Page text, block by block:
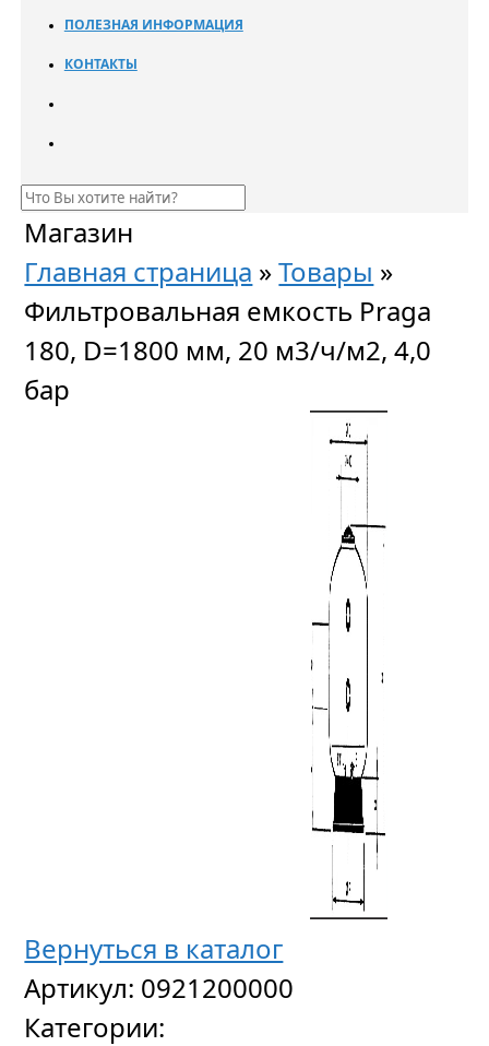
ПОЛЕЗНАЯ ИНФОРМАЦИЯ
КОНТАКТЫ
Магазин
Главная страница »Товары »
Фильтровальная емкость Praga
180, D=1800 мм, 20 м3/ч/м2, 4,0
бар
Вернуться в каталог
Артикул: 0921200000
Категории: